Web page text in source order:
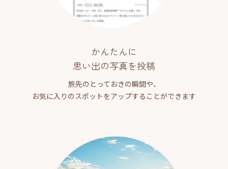
かんたんに
思い出の写真を投稿
旅先のとっておきの瞬間や、
お気に入りのスポットをアップすることができます